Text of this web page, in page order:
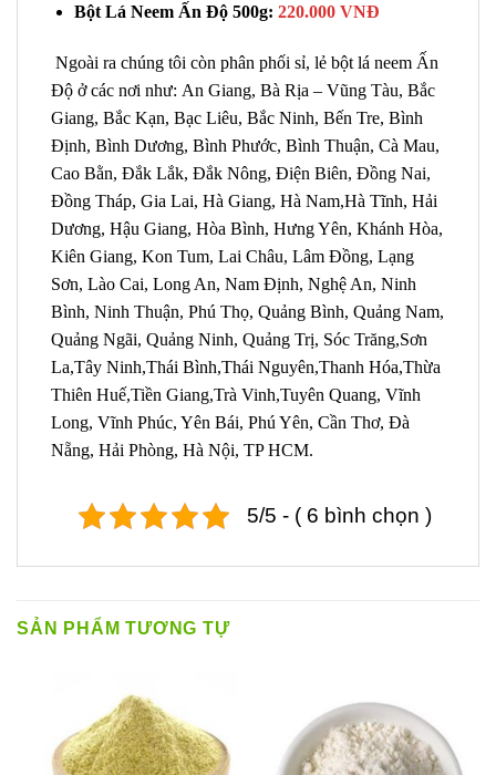
Bột Lá Neem Ấn Độ 500g: 220.000 VNĐ
Ngoài ra chúng tôi còn phân phối sỉ, lẻ bột lá neem Ấn
Độ ở các nơi như: An Giang, Bà Rịa – Vũng Tàu, Bắc
Giang, Bắc Kạn, Bạc Liêu, Bắc Ninh, Bến Tre, Bình
Định, Bình Dương, Bình Phước, Bình Thuận, Cà Mau,
Cao Bằn, Đắk Lắk, Đắk Nông, Điện Biên, Đồng Nai,
Đồng Tháp, Gia Lai, Hà Giang, Hà Nam,Hà Tĩnh, Hải
Dương, Hậu Giang, Hòa Bình, Hưng Yên, Khánh Hòa,
Kiên Giang, Kon Tum, Lai Châu, Lâm Đồng, Lạng
Sơn, Lào Cai, Long An, Nam Định, Nghệ An, Ninh
Bình, Ninh Thuận, Phú Thọ, Quảng Bình, Quảng Nam,
Quảng Ngãi, Quảng Ninh, Quảng Trị, Sóc Trăng,Sơn
La,Tây Ninh,Thái Bình,Thái Nguyên,Thanh Hóa,Thừa
Thiên Huế,Tiền Giang,Trà Vinh,Tuyên Quang, Vĩnh
Long, Vĩnh Phúc, Yên Bái, Phú Yên, Cần Thơ, Đà
Nẵng, Hải Phòng, Hà Nội, TP HCM.
5/5 - ( 6 bình chọn )
SẢN PHẨM TƯƠNG TỰ